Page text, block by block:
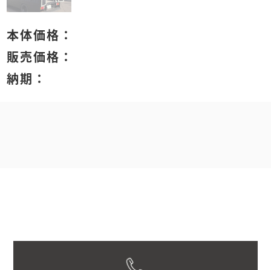
本体価格：
販売価格：
納期：